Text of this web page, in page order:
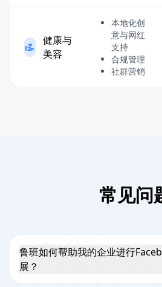
健康与
美容
本地化创
意与网红
支持
合规管理
社群营销
常见问
鲁班如何帮助我的企业进行
展？